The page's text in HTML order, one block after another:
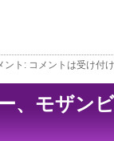
ント: コメントは受け付
、モザン